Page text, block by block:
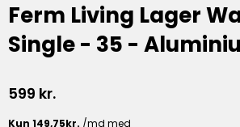
Ferm Living Lager
Single - 35 -
599 kr.